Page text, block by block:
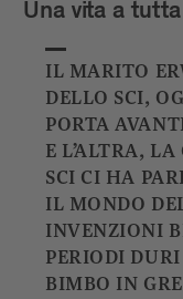
Una vita a
IL MARITO
DELLO SCI,
PORTA
E L’ALTRA,
SCI CI HA
IL MONDO
INVENZIONI
PERIODI
BIMBO IN